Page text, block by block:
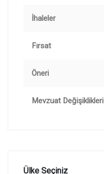
İhaleler
Fırsat
Öneri
Mevzuat Değişiklikleri
Ülke Seçiniz